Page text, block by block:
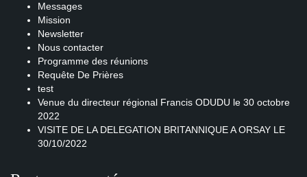
Messages
Mission
Newsletter
Nous contacter
Programme des réunions
Requête De Prières
test
Venue du directeur régional Francis ODUDU le 30 octobre
2022
VISITE DE LA DELEGATION BRITANNIQUE A ORSAY LE
30/10/2022